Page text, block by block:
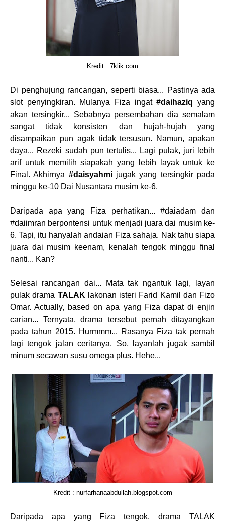
Kredit : 7klik.com
Di penghujung rancangan, seperti biasa... Pastinya ada
slot penyingkiran. Mulanya Fiza ingat#daihaziq yang
akan tersingkir... Sebabnya persembahan dia semalam
sangat tidak konsisten dan hujah-hujah yang
disampaikan pun agak tidak tersusun. Namun, apakan
daya... Rezeki sudah pun tertulis... Lagi pulak, juri lebih
arif untuk memilih siapakah yang lebih layak untuk ke
Final. Akhirnya #daisyahmijugak yang tersingkir pada
minggu ke-10 Dai Nusantara musim ke-6.
Daripada apa yang Fiza perhatikan... #daiadam dan
#daiimran berpontensi untuk menjadi juara dai musim ke-
6. Tapi, itu hanyalah andaian Fiza sahaja. Nak tahu siapa
juara dai musim keenam, kenalah tengok minggu final
nanti... Kan?
Selesai rancangan dai... Mata tak ngantuk lagi, layan
pulak drama TALAK lakonan isteri Farid Kamil dan Fizo
Omar. Actually, based on apa yang Fiza dapat di enjin
carian... Ternyata, drama tersebut pernah ditayangkan
pada tahun 2015. Hurmmm... Rasanya Fiza tak pernah
lagi tengok jalan ceritanya. So, layanlah jugak sambil
minum secawan susu omega plus. Hehe...
Kredit : nurfarhanaabdullah.blogspot.com
Daripada apa yang Fiza tengok, drama TALAK